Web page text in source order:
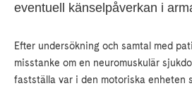
eventuell känselpåverkan i
Efter undersökning och samtal med
misstanke om en neuromuskulär
fastställa var i den motoriska enheten